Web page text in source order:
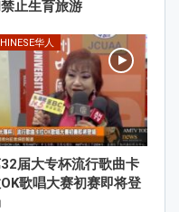
止生育旅游
华人
届大专杯流行歌曲卡
歌唱大赛初赛即将登